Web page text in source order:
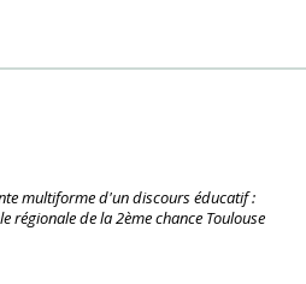
multiforme d'un discours éducatif :
de la 2ème chance Toulouse